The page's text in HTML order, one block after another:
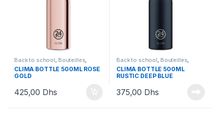
Back to school, Bouteilles,
Bouteilles et Lunchbox
CLIMA BOTTLE 500ML ROSE
GOLD
425,00 Dhs
Back to school, Bouteilles,
Bouteilles et Lunchbox
CLIMA BOTTLE 500ML
RUSTIC DEEP BLUE
375,00 Dhs